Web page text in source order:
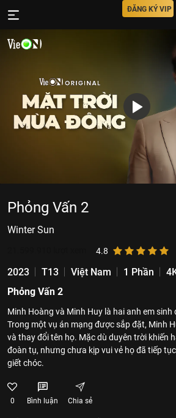
ĐĂNG KÝ VIP
Phỏng Vấn 2
Winter Sun
4.8
2023 T13 Việt Nam 1 Phần
Phỏng Vấn 2
Minh Hoàng và Minh Huy là hai anh em sinh
Trong một vụ án mạng được sắp đặt, Minh
và thay đổi tên họ. Mặc dù duyên trời khiến
đoàn tụ, nhưng chưa kịp vui vẻ họ đã tiếp
giết chóc.
0 Bình luận Chia sẻ